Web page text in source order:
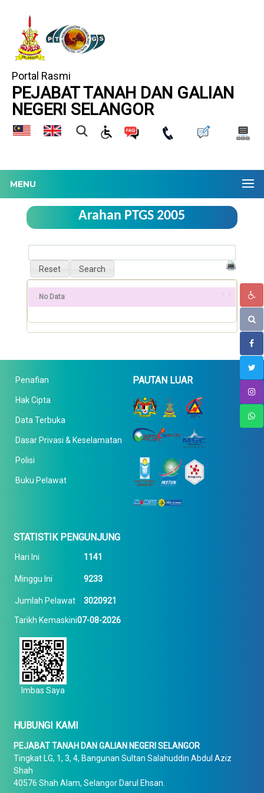
Portal Rasmi
PEJABAT TANAH DAN GALIAN
NEGERI SELANGOR
MENU
Arahan PTGS 2005
No Data
Penafian
Hak Cipta
Data Terbuka
Dasar Privasi & Keselamatan
Polisi
Buku Pelawat
PAUTAN LUAR
STATISTIK PENGUNJUNG
Hari Ini 1141
Minggu Ini 9233
Jumlah Pelawat 3020921
Tarikh Kemaskini07-08-2026
Imbas Saya
HUBUNGI KAMI
PEJABAT TANAH DAN GALIAN NEGERI SELANGOR
Tingkat LG, 1, 3, 4, Bangunan Sultan Salahuddin Abdul Aziz
Shah
40576 Shah Alam, Selangor Darul Ehsan.